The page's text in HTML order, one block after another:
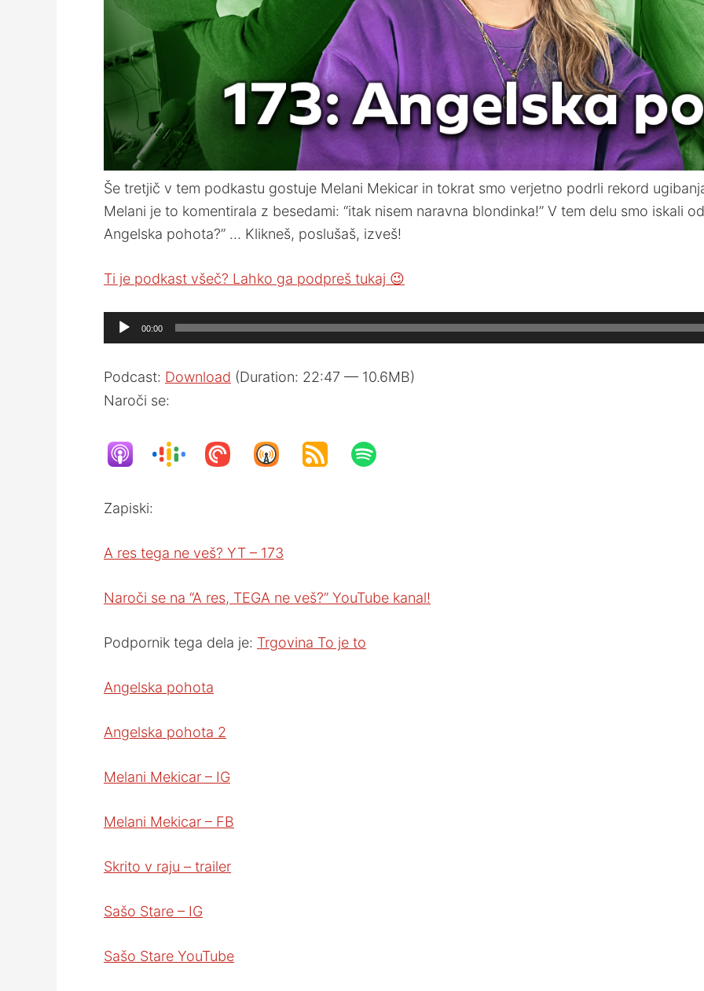
Še tretjič v tem podkastu gostuje Melani Mekicar in tokrat smo verjetno podrli rekord
Melani je to komentirala z besedami: “itak nisem naravna blondinka!” V tem delu smo iskali
Angelska pohota?” … Klikneš, poslušaš, izveš!
Ti je podkast všeč? Lahko ga podpreš tukaj 😉
Audio
Player
00:00
Podcast: Download (Duration: 22:47 — 10.6MB)
Naroči se:
Zapiski:
A res tega ne veš? YT – 173
Naroči se na “A res, TEGA ne veš?” YouTube kanal!
Podpornik tega dela je: Trgovina To je to
Angelska pohota
Angelska pohota 2
Melani Mekicar – IG
Melani Mekicar – FB
Skrito v raju – trailer
Sašo Stare – IG
Sašo Stare YouTube